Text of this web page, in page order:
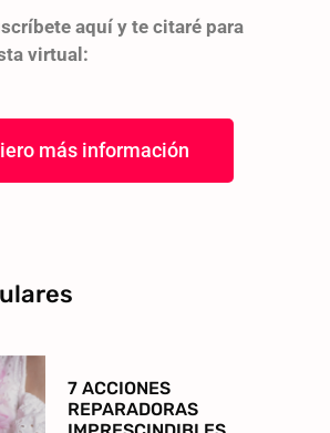
aquí y te citaré para
virtual:
más información
7 ACCIONES
REPARADORAS